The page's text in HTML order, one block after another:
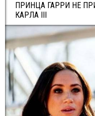
ПРИНЦА ГАРРИ НЕ
КАРЛА III